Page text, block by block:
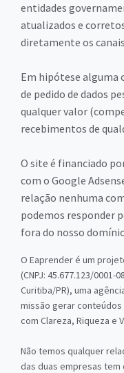
entidades
atualizados e
diretamente os
Em hipótese alguma
de pedido de dados
qualquer valor
recebimentos de
O site é financiado
com o Google
relação nenhuma
podemos responder
fora do nosso
O Eaprender é um
(CNPJ: 45.677.123/0001-
Curitiba/PR), uma
missão gerar
com Clareza, Riqueza e
Não temos qualquer
das duas empresas